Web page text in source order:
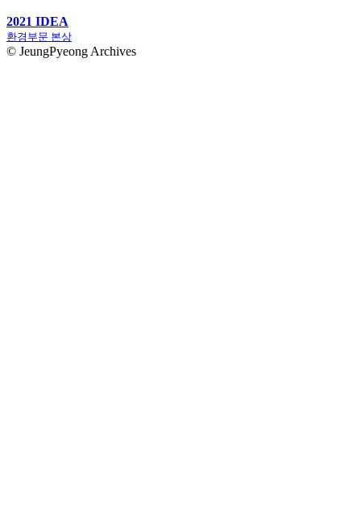
2021 IDEA
환경부문 본상
© JeungPyeong Archives